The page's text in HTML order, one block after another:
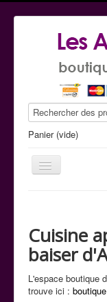
Panier (vide)
Cuisine
baiser
L'espace boutique
trouve ici :